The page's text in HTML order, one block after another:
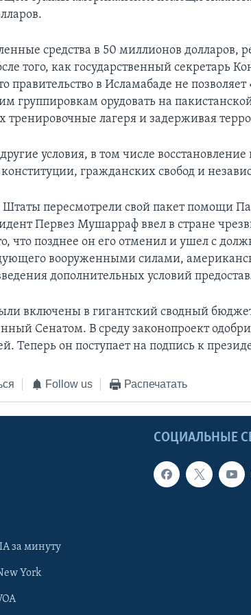
средства в 50 миллионов долларов,
того, как государственный секретарь
правительство в Исламабаде не
группировкам орудовать на
тренировочные лагеря и задерживая
условия, в том числе
гражданских свобод и
пересмотрели свой пакет помощи
Первез Мушарраф ввел в стране
что позднее он его отменил и ушел с
вооруженными силами,
дополнительных условий
включены в гигантский сводный
Сенатом. В среду законопроект
Теперь он поступает на подпись к
Follow us Распечатать
СОЦИАЛЬНЫЕ
за минуту
York